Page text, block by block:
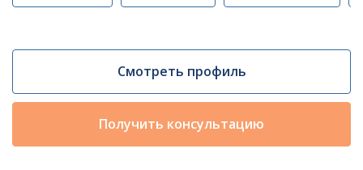
Смотреть профиль
Получить консультацию